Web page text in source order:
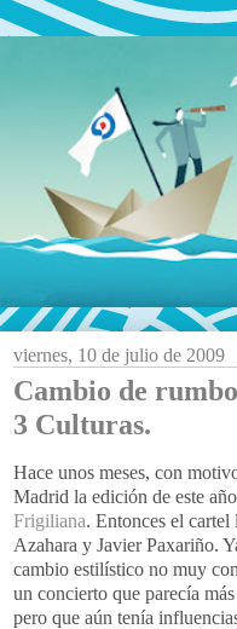
viernes, 10 de julio de 2009
Cambio de
3 Culturas.
Hace unos meses, con
Madrid la edición de este
Frigiliana. Entonces el
Azahara y JavierPaxariño.
cambio estilístico no muy
un concierto que parecía
pero que aún tenía